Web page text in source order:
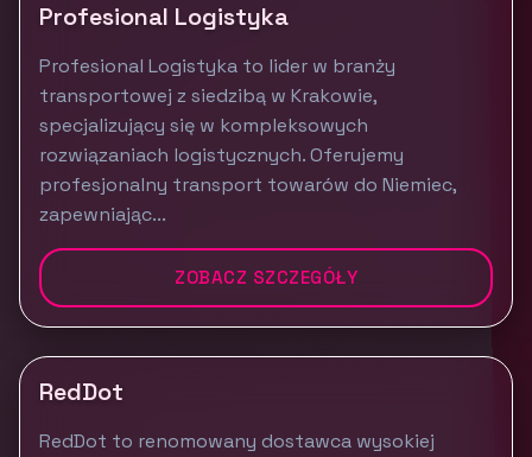
Profesional Logistyka
Profesional Logistyka to lider w branży
transportowej z siedzibą w Krakowie,
specjalizujący się w kompleksowych
rozwiązaniach logistycznych. Oferujemy
profesjonalny transport towarów do Niemiec,
zapewniając...
ZOBACZ SZCZEGÓŁY
RedDot
RedDot to renomowany dostawca wysokiej